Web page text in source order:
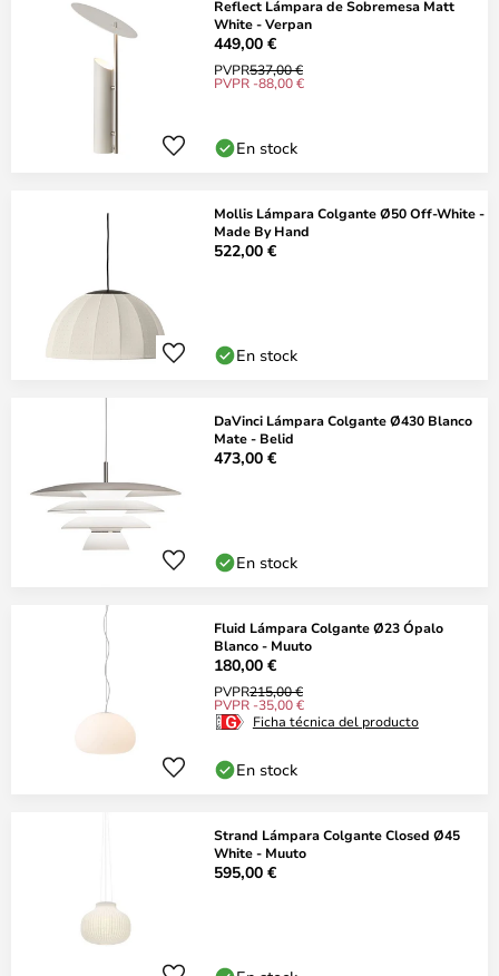
Reflect Lámpara de Sobremesa Matt
White - Verpan
449,00 €
PVPR537,00 €
PVPR -88,00 €
En stock
Mollis Lámpara Colgante Ø50 Off-White -
Made By Hand
522,00 €
En stock
DaVinci Lámpara Colgante Ø430 Blanco
Mate - Belid
473,00 €
En stock
Fluid Lámpara Colgante Ø23 Ópalo
Blanco - Muuto
180,00 €
PVPR215,00 €
PVPR -35,00 €
Ficha técnica del producto
En stock
Strand Lámpara Colgante Closed Ø45
White - Muuto
595,00 €